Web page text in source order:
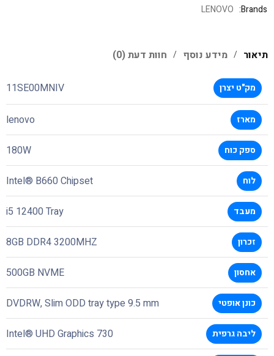
Brands:
LENOVO
תיאור מידע נוסף חוות דעת (0)
מק"ט יצרן 11SE00MNIV
מארז lenovo
ספק כוח 180W
לוח Intel® B660 Chipset
מעבד i5 12400 Tray
זכרון 8GB DDR4 3200MHZ
אחסון 500GB NVME
כונן אופטי DVDRW, Slim ODD tray type 9.5 mm
ליבה גרפית Intel® UHD Graphics 730